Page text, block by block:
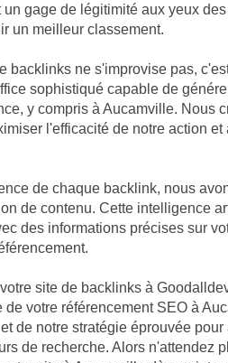
un gage de légitimité aux yeux
un meilleur classement.
backlinks ne s'improvise pas,
sophistiqué capable de
y compris à Aucamville. Nous
l'efficacité de notre action
de chaque backlink, nous
de contenu. Cette intelligence
des informations précises sur
site de backlinks à
votre référencement SEO à
de notre stratégie éprouvée
de recherche. Alors n'attendez